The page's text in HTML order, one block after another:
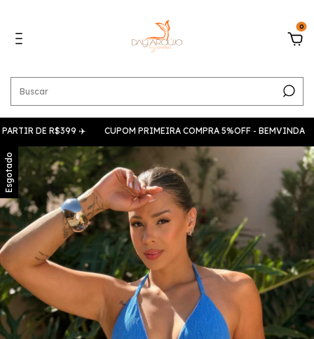
0
DE R$399 ✈️ CUPOM PRIMEIRA COMPRA 5%OFF - BEMVINDA
Esgotado